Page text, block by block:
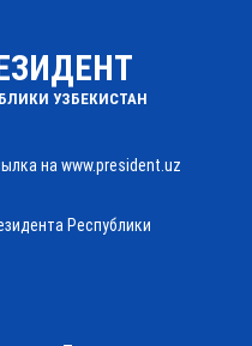
УЗБЕКИСТАН
на www.president.uz
Республики